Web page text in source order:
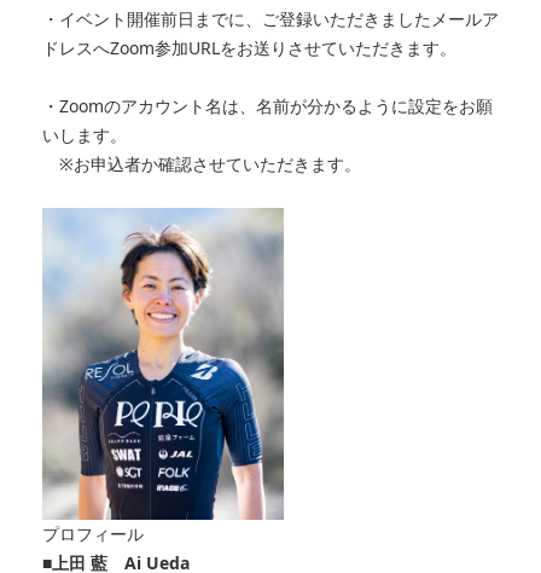
・イベント開催前日までに、ご登録いただきましたメールア
ドレスへZoom参加URLをお送りさせていただきます。
・Zoomのアカウント名は、名前が分かるように設定をお願
いします。
※お申込者か確認させていただきます。
プロフィール
■上田 藍 Ai Ueda